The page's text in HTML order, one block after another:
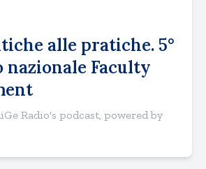
alle pratiche. 5°
nazionale Faculty
Radio's podcast, powered by